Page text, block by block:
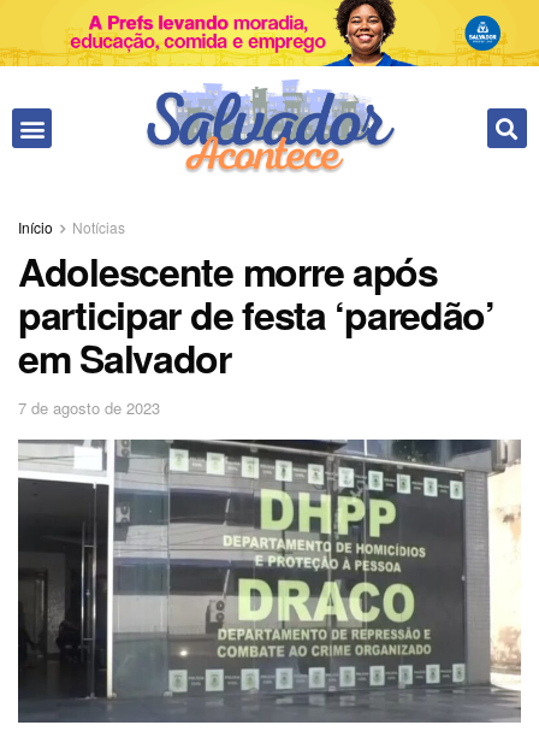
Início Notícias
Adolescente morre após
participar de festa ‘paredão’
em Salvador
7 de agosto de 2023